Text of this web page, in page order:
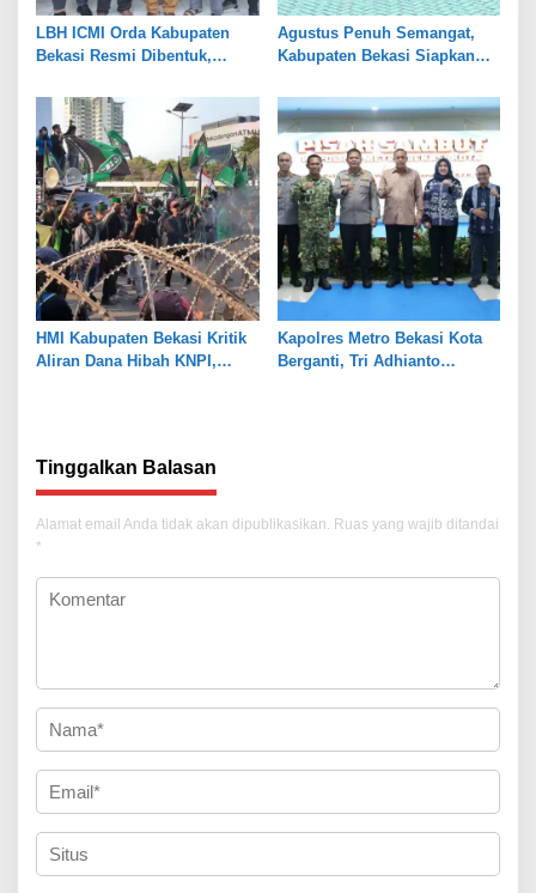
LBH ICMI Orda Kabupaten
Bekasi Resmi Dibentuk,
Pendampingan Hukum
Agustus Penuh Semangat,
Kabupaten Bekasi Siapkan
Hari Besar
HMI Kabupaten Bekasi Kritik
Aliran Dana Hibah KNPI,
Kapolres Metro Bekasi Kota
Berganti, Tri Adhianto
Tinggalkan Balasan
Alamat email Anda tidak akan dipublikasikan. Ruas yang wajib ditandai
*